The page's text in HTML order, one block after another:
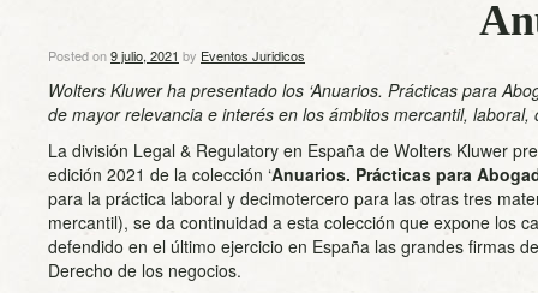
Posted on9 julio, 2021 by Eventos Juridicos
Wolters Kluwer ha presentado los ‘Anuarios. Prácticas para
de mayor relevancia e interés en los ámbitos mercantil, laboral,
La división Legal & Regulatory en España de Wolters Kluwer
edición 2021 de la colección ‘Anuarios. Prácticas para
para la práctica laboral y decimotercero para las otras tres
mercantil), se da continuidad a esta colección que expone los
defendido en el último ejercicio en España las grandes firmas
Derecho de los negocios.